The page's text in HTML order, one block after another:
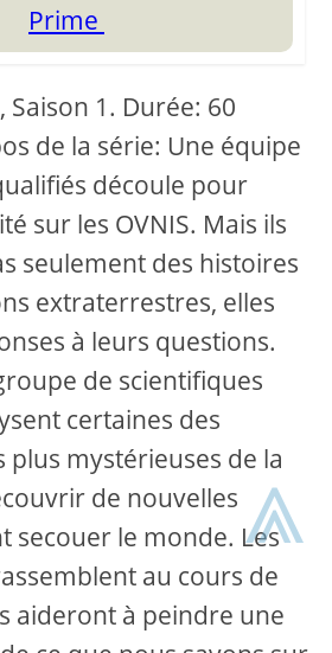
Prime
Saison 1. Durée: 60
de la série: Une équipe
découle pour
sur les OVNIS. Mais ils
seulement des histoires
extraterrestres, elles
à leurs questions.
de scientifiques
certaines des
plus mystérieuses de la
de nouvelles
secouer le monde. Les
au cours de
aideront à peindre une
⩓